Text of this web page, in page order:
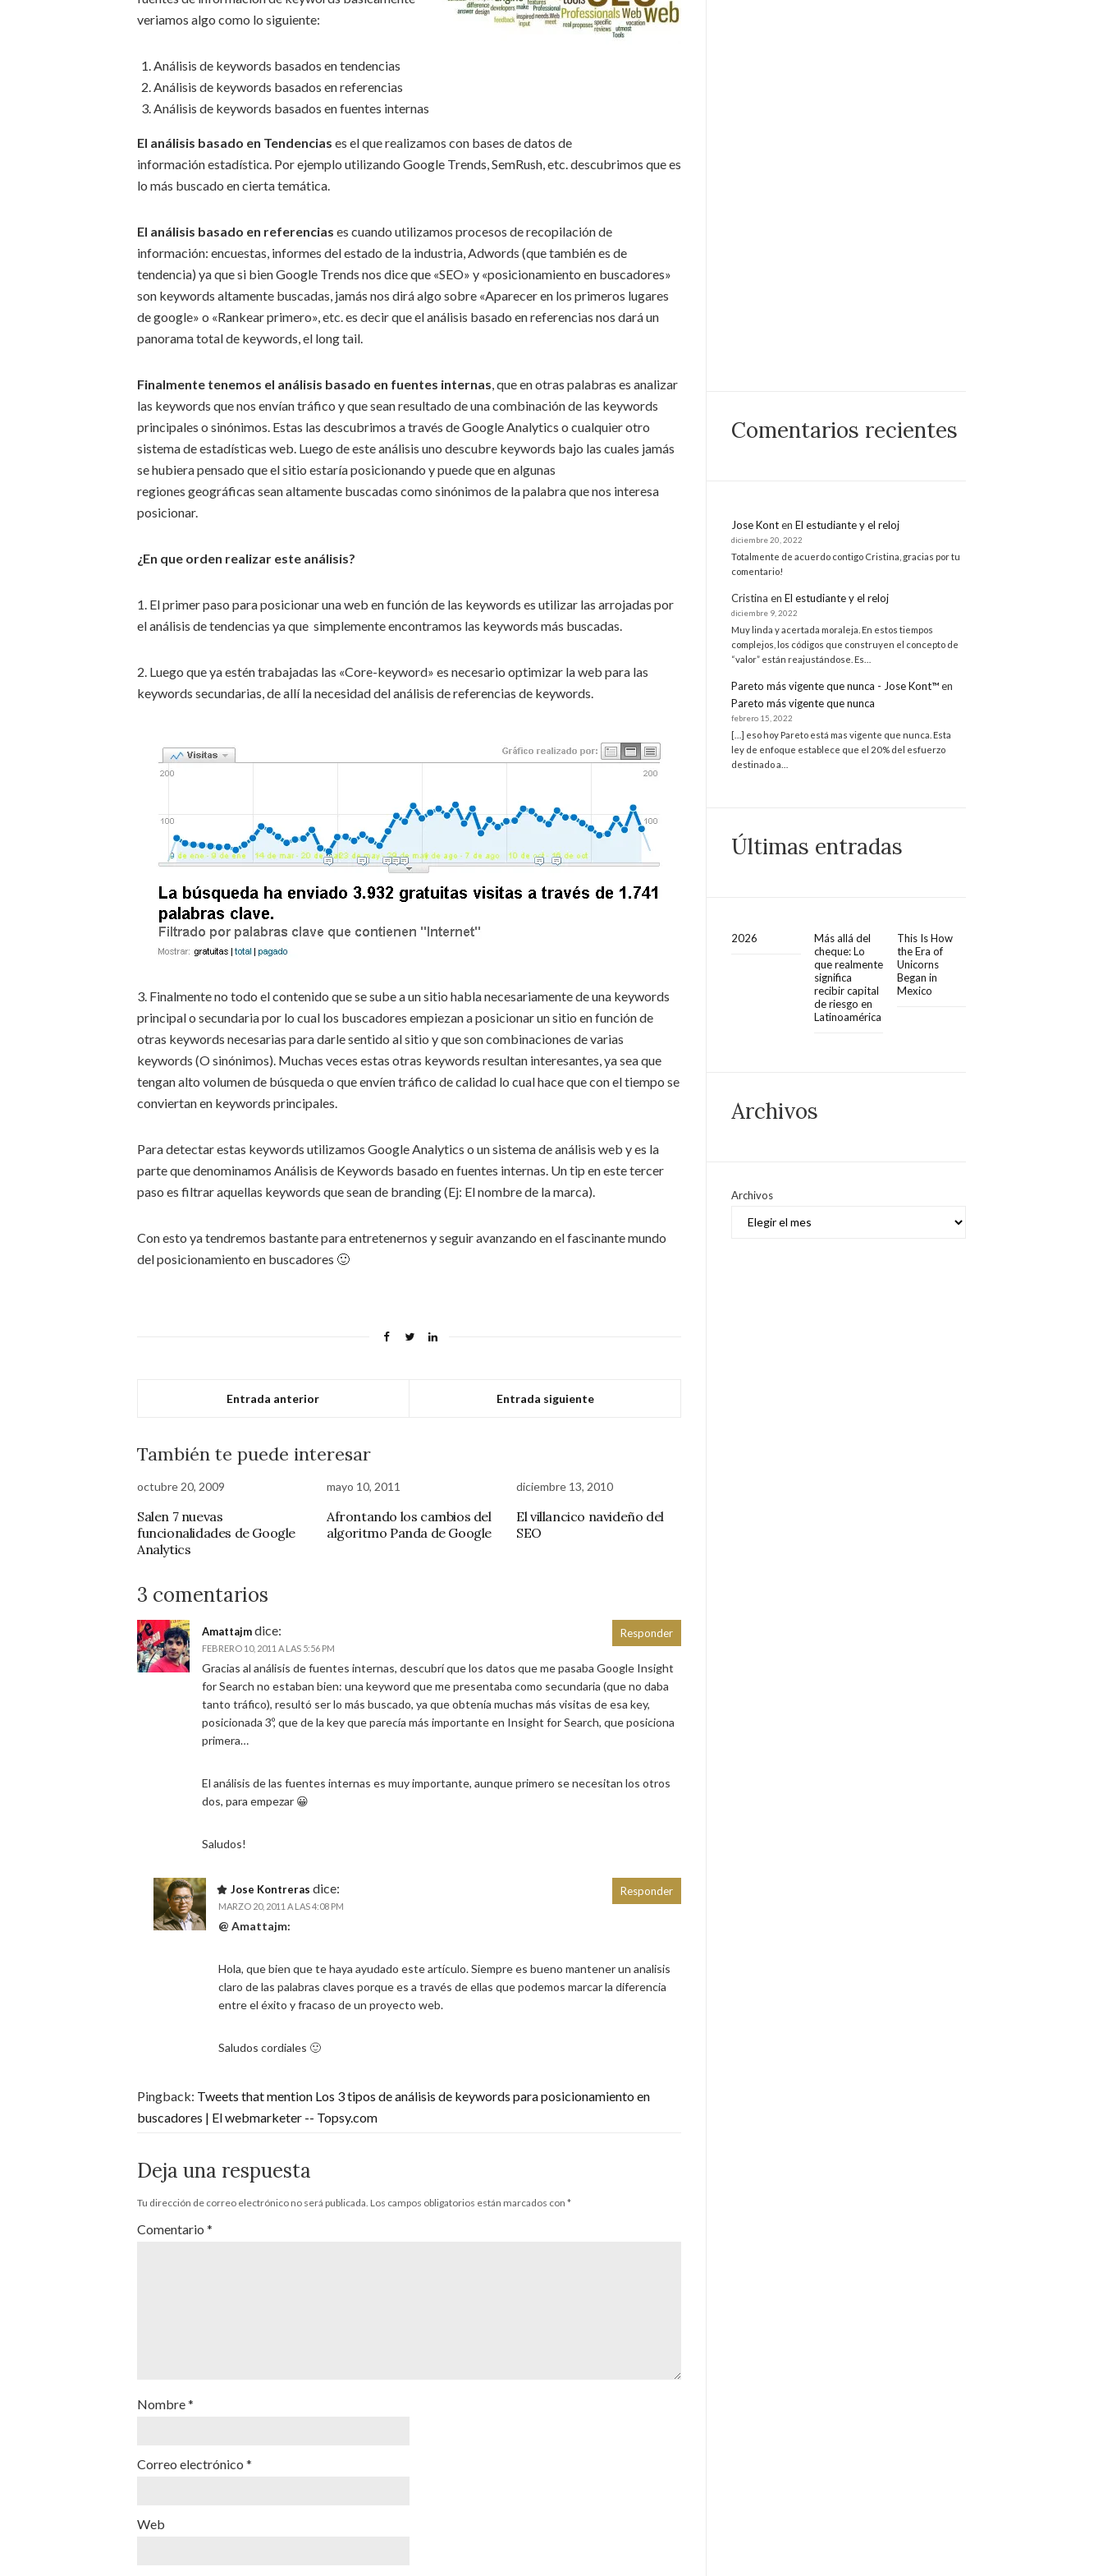
veriamos algo como lo siguiente:
Análisis de keywords basados en tendencias
Análisis de keywords basados en referencias
Análisis de keywords basados en fuentes internas
El análisis basado en Tendencias es el que realizamos con bases de datos de
información estadística. Por ejemplo utilizando Google Trends, SemRush, etc. descubrimos que es
lo más buscado en cierta temática.
El análisis basado en referencias es cuando utilizamos procesos de recopilación de
información: encuestas, informes del estado de la industria, Adwords (que también es de
tendencia) ya que si bien Google Trends nos dice que «SEO» y «posicionamiento en buscadores»
son keywords altamente buscadas, jamás nos dirá algo sobre «Aparecer en los primeros lugares
de google» o «Rankear primero», etc. es decir que el análisis basado en referencias nos dará un
panorama total de keywords, el long tail.
Finalmente tenemos el análisis basado en fuentes internas, que en otras palabras es analizar
las keywords que nos envían tráfico y que sean resultado de una combinación de las keywords
principales o sinónimos. Estas las descubrimos a través de Google Analytics o cualquier otro
sistema de estadísticas web. Luego de este análisis uno descubre keywords bajo las cuales jamás
se hubiera pensado que el sitio estaría posicionando y puede que en algunas
regiones geográficas sean altamente buscadas como sinónimos de la palabra que nos interesa
posicionar.
¿En que orden realizar este análisis?
1. El primer paso para posicionar una web en función de las keywords es utilizar las arrojadas por
el análisis de tendencias ya que simplemente encontramos las keywords más buscadas.
2. Luego que ya estén trabajadas las «Core-keyword» es necesario optimizar la web para las
keywords secundarias, de allí la necesidad del análisis de referencias de keywords.
3. Finalmente no todo el contenido que se sube a un sitio habla necesariamente de una keywords
principal o secundaria por lo cual los buscadores empiezan a posicionar un sitio en función de
otras keywords necesarias para darle sentido al sitio y que son combinaciones de varias
keywords (O sinónimos). Muchas veces estas otras keywords resultan interesantes, ya sea que
tengan alto volumen de búsqueda o que envíen tráfico de calidad lo cual hace que con el tiempo se
conviertan en keywords principales.
Para detectar estas keywords utilizamos Google Analytics o un sistema de análisis web y es la
parte que denominamos Análisis de Keywords basado en fuentes internas. Un tip en este tercer
paso es filtrar aquellas keywords que sean de branding (Ej: El nombre de la marca).
Con esto ya tendremos bastante para entretenernos y seguir avanzando en el fascinante mundo
del posicionamiento en buscadores 🙂
Entrada anterior Entrada siguiente
También te puede interesar
octubre 20, 2009
Salen 7 nuevas
funcionalidades de Google
Analytics
mayo 10, 2011
Afrontando los cambios del
algoritmo Panda de Google
diciembre 13, 2010
El villancico navideño del
SEO
3 comentarios
Amattajmdice:
FEBRERO 10, 2011 A LAS 5:56 PM
Gracias al análisis de fuentes internas, descubrí que los datos que me pasaba Google Insight
for Search no estaban bien: una keyword que me presentaba como secundaria (que no daba
tanto tráfico), resultó ser lo más buscado, ya que obtenía muchas más visitas de esa key,
posicionada 3º, que de la key que parecía más importante en Insight for Search, que posiciona
primera…
El análisis de las fuentes internas es muy importante, aunque primero se necesitan los otros
dos, para empezar 😀
Saludos!
Responder
Jose Kontreras dice:
MARZO 20, 2011 A LAS 4:08 PM
@ Amattajm:
Hola, que bien que te haya ayudado este artículo. Siempre es bueno mantener un analisis
claro de las palabras claves porque es a través de ellas que podemos marcar la diferencia
entre el éxito y fracaso de un proyecto web.
Saludos cordiales 🙂
Responder
Pingback: Tweets that mention Los 3 tipos de análisis de keywords para posicionamiento en
buscadores | El webmarketer -- Topsy.com
Deja una respuesta
Tu dirección de correo electrónico no será publicada. Los campos obligatorios están marcados con *
Comentario *
Nombre*
Correo electrónico *
Web
Comentarios recientes
Jose KontenEl estudiante y el reloj
diciembre 20, 2022
Totalmente de acuerdo contigo Cristina, gracias por tu
comentario!
Cristina enEl estudiante y el reloj
diciembre 9, 2022
Muy linda y acertada moraleja. En estos tiempos
complejos, los códigos que construyen el concepto de
“valor” están reajustándose. Es…
Pareto más vigente que nunca - Jose Kont™en
Pareto más vigente que nunca
febrero 15, 2022
[…] eso hoy Pareto está mas vigente que nunca. Esta
ley de enfoque establece que el 20% del esfuerzo
destinado a…
Últimas entradas
2026
Más allá del
cheque: Lo
que realmente
significa
recibir capital
de riesgo en
Latinoamérica
This Is How
the Era of
Unicorns
Began in
Mexico
Archivos
Archivos